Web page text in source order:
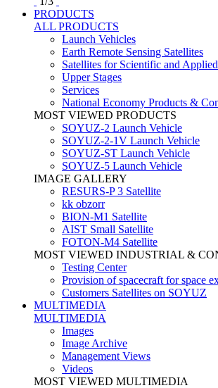
PRODUCTS
ALL PRODUCTS
Launch Vehicles
Earth Remote Sensing Satellites
Satellites for Scientific and
Upper Stages
Services
National Economy Products &
MOST VIEWED PRODUCTS
SOYUZ-2 Launch Vehicle
SOYUZ-2-1V Launch Vehicle
SOYUZ-ST Launch Vehicle
SOYUZ-5 Launch Vehicle
IMAGE GALLERY
RESURS-P 3 Satellite
kk obzorr
BION-M1 Satellite
AIST Small Satellite
FOTON-M4 Satellite
MOST VIEWED INDUSTRIAL &
Testing Center
Provision of spacecraft for space
Customers Satellites on SOYUZ
MULTIMEDIA
MULTIMEDIA
Images
Image Archive
Management Views
Videos
MOST VIEWED MULTIMEDIA